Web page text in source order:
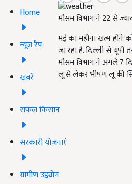
Home
न्यूज़ रैप
खबरें
सफल किसान
सरकारी योजनाएं
ग्रामीण उद्द्योग
मौसम विभाग ने 22 से
मई का महीना खत्म होने
जा रहा है. दिल्ली से यूपी
मौसम विभाग ने अगले 7
लू से लेकर भीषण लू की